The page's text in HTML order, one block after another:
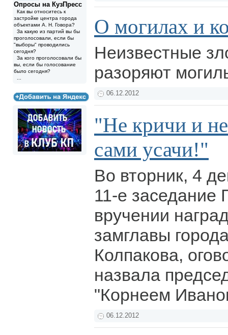
Опросы на КузПресс
Как вы относитесь к
застройке центра города
объектами А. Н. Говора?
За какую из партий вы бы
проголосовали, если бы
"выборы" проводились
сегодня?
За кого проголосовали бы
вы, если бы голосование
было сегодня?
О могилах и
Неизвестные
разоряют
06.12.2012
"Не кричи и
сами усачи!"
Во вторник, 4
11-е заседание
вручении
замглавы
Колпакова,
назвала
"Корнеем
06.12.2012